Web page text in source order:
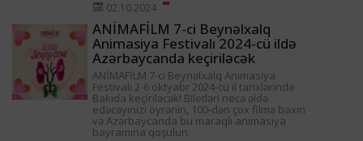
02.10.2024
ANİMAFİLM 7-ci Beynəlxalq
Animasiya Festivalı 2024-cü ildə
Azərbaycanda keçiriləcək
ANİMAFİLM 7-ci Beynəlxalq Animasiya
Festivalı 2-6 oktyabr 2024-cü il tarixlərində
Bakıda keçiriləcək! Biletləri necə əldə
edəcəyinizi öyrənin, 100-dən çox filmə baxın
və Azərbaycanda bu maraqlı animasiya
bayramına qoşulun.